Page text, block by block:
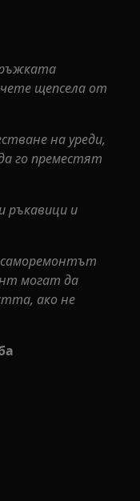
щепсела от
на уреди,
го преместят
ръкавици и
могат да
ако не